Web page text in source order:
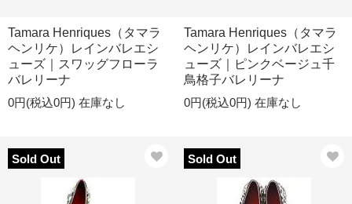
Tamara Henriques（タマラ
ヘンリケ）レインバレエシ
ューズ｜スワッグフローラ
バレリーナ
0円(税込0円) 在庫なし
Tamara Henriques（タマラ
ヘンリケ）レインバレエシ
ューズ｜ピンクベージュ千
鳥格子バレリーナ
0円(税込0円) 在庫なし
Sold Out Sold Out